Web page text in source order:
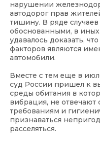
нарушении
автодорог прав
тишину. В ряде
обоснованными, в
удавалось доказать,
факторов являются
автомобили.
Вместе с тем еще в
суд России пришел к
среды обитания в
вибрация, не
требованиям и
признаваться
расселяться.